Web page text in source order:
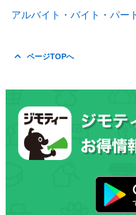
アルバイト・バイト・パー
ページTOPへ